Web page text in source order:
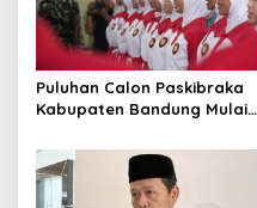
p
o
s
Puluhan Calon Paskibraka
Kabupaten Bandung Mulai